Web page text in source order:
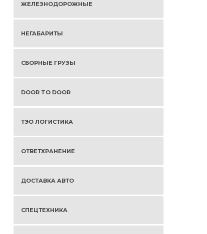
ЖЕЛЕЗНОДОРОЖНЫЕ
НЕГАБАРИТЫ
СБОРНЫЕ ГРУЗЫ
DOOR TO DOOR
ТЭО ЛОГИСТИКА
ОТВЕТХРАНЕНИЕ
ДОСТАВКА АВТО
СПЕЦТЕХНИКА